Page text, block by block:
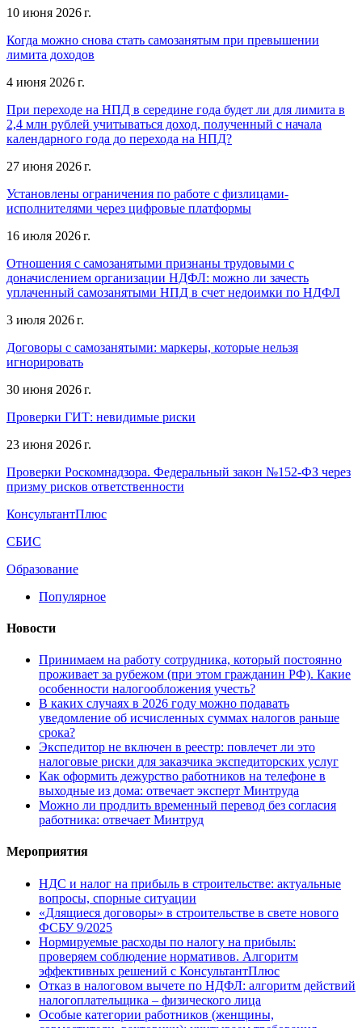
10 июня 2026 г.
Когда можно снова стать самозанятым при превышении
лимита доходов
4 июня 2026 г.
При переходе на НПД в середине года будет ли для лимита в
2,4 млн рублей учитываться доход, полученный с начала
календарного года до перехода на НПД?
27 июня 2026 г.
Установлены ограничения по работе с физлицами-
исполнителями через цифровые платформы
16 июля 2026 г.
Отношения с самозанятыми признаны трудовыми с
доначислением организации НДФЛ: можно ли зачесть
уплаченный самозанятыми НПД в счет недоимки по НДФЛ
3 июля 2026 г.
Договоры с самозанятыми: маркеры, которые нельзя
игнорировать
30 июня 2026 г.
Проверки ГИТ: невидимые риски
23 июня 2026 г.
Проверки Роскомнадзора. Федеральный закон №152-ФЗ через
призму рисков ответственности
КонсультантПлюс
СБИС
Образование
Популярное
Новости
Принимаем на работу сотрудника, который постоянно
проживает за рубежом (при этом гражданин РФ). Какие
особенности налогообложения учесть?
В каких случаях в 2026 году можно подавать
уведомление об исчисленных суммах налогов раньше
срока?
Экспедитор не включен в реестр: повлечет ли это
налоговые риски для заказчика экспедиторских услуг
Как оформить дежурство работников на телефоне в
выходные из дома: отвечает эксперт Минтруда
Можно ли продлить временный перевод без согласия
работника: отвечает Минтруд
Мероприятия
НДС и налог на прибыль в строительстве: актуальные
вопросы, спорные ситуации
«Длящиеся договоры» в строительстве в свете нового
ФСБУ 9/2025
Нормируемые расходы по налогу на прибыль:
проверяем соблюдение нормативов. Алгоритм
эффективных решений с КонсультантПлюс
Отказ в налоговом вычете по НДФЛ: алгоритм действий
налогоплательщика – физического лица
Особые категории работников (женщины,